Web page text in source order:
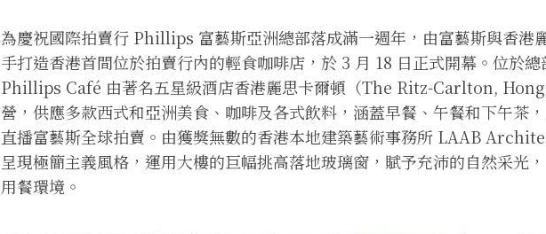
為慶祝國際拍賣行 Phillips 富藝斯亞洲總部落成滿一週年，由富藝斯與香港
手打造香港首間位於拍賣行內的輕食咖啡店，於 3 月 18 日正式開幕。位於總
Phillips Café 由著名五星級酒店香港麗思卡爾頓（The Ritz-Carlton,
營，供應多款西式和亞洲美食、咖啡及各式飲料，涵蓋早餐、午餐和下午茶
直播富藝斯全球拍賣。由獲獎無數的香港本地建築藝術事務所 LAAB
呈現極簡主義風格，運用大樓的巨幅挑高落地玻璃窗，賦予充沛的自然采光
用餐環境。